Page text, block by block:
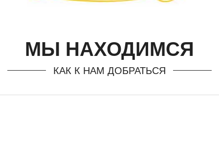
МЫ НАХОДИМСЯ
КАК К НАМ ДОБРАТЬСЯ